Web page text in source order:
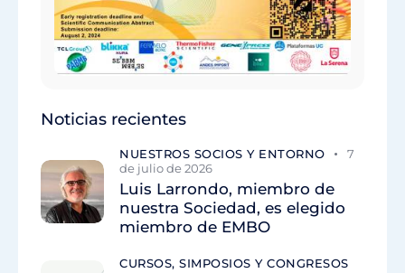
Noticias recientes
NUESTROS SOCIOS Y ENTORNO
7
de julio de 2026
Luis Larrondo, miembro de
nuestra Sociedad, es elegido
miembro de EMBO
CURSOS, SIMPOSIOS Y CONGRESOS